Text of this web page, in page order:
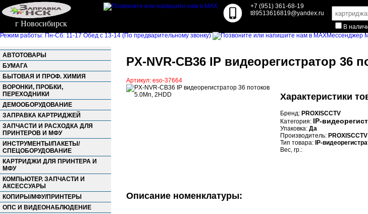
г Новосибирск
+7 (951) 361-68-19
t89513616819@yandex.ru
В
Режим работы: Пн-Сб: 11-17 Обед с 13-14 (По предварительному звонку) Мессенджер
АВТОТОВАРЫ
БУМАГА
БЫТОВАЯ И ПРОФ. ХИМИЯ
ВОРОНКИ, ПРОБКИ,
ПЕРЕХОДНИКИ
ДЕМООБОРУДОВАНИЕ
ЗАПРАВКА КАРТРИДЖЕЙ
ЗАПЧАСТИ И РАСХОДКА ДЛЯ
ПРИНТЕРОВ И МФУ
ИНСТРУМЕНТЫ/ПАКЕТЫ/
СПЕЦОБОРУДОВАНИЕ
КАРТРИДЖИ ДЛЯ ПРИНТЕРА И
МФУ
КОМПЬЮТЕР. ЗАПЧАСТИ И
АКСЕССУАРЫ
КОПИРЫ/МФУ/ПРИНТЕРЫ
ОПС И ВИДЕОНАБЛЮДЕНИЕ
PX-NVR-CB36 IP видеорегистратор 36
Артикул: eso-37664
Характеристики
Бренд: PROXISCCTV
Категория: IP-
Упаковка: Да
Производитель: PROXISCCTV
Тип товара: IP-
Вес, гр.:
Описание номенклатуры: